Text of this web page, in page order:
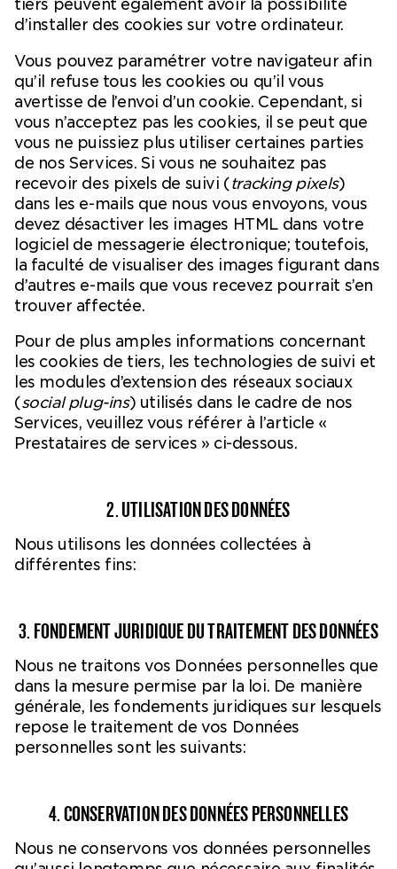
tiers peuvent également avoir la possibilité
d’installer des cookies sur votre ordinateur.
Vous pouvez paramétrer votre navigateur afin
qu’il refuse tous les cookies ou qu’il vous
avertisse de l’envoi d’un cookie. Cependant, si
vous n’acceptez pas les cookies, il se peut que
vous ne puissiez plus utiliser certaines parties
de nos Services. Si vous ne souhaitez pas
recevoir des pixels de suivi (tracking pixels)
dans les e-mails que nous vous envoyons, vous
devez désactiver les images HTML dans votre
logiciel de messagerie électronique; toutefois,
la faculté de visualiser des images figurant dans
d’autres e-mails que vous recevez pourrait s’en
trouver affectée.
Pour de plus amples informations concernant
les cookies de tiers, les technologies de suivi et
les modules d’extension des réseaux sociaux
(social plug-ins) utilisés dans le cadre de nos
Services, veuillez vous référer à l’article «
Prestataires de services » ci-dessous.
2. UTILISATION DES DONNÉES
Nous utilisons les données collectées à
différentes fins:
3. FONDEMENT JURIDIQUE DU TRAITEMENT DES DONNÉES
Nous ne traitons vos Données personnelles que
dans la mesure permise par la loi. De manière
générale, les fondements juridiques sur lesquels
repose le traitement de vos Données
personnelles sont les suivants:
4. CONSERVATION DES DONNÉES PERSONNELLES
Nous ne conservons vos données personnelles